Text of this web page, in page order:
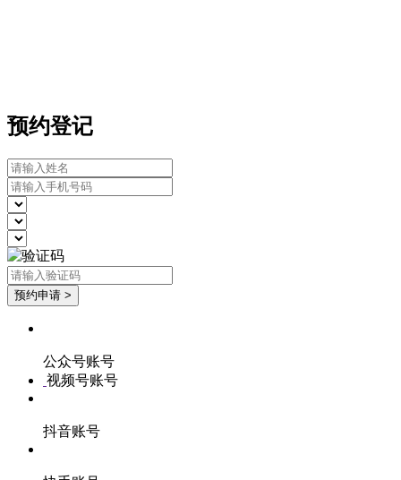
预约登记
公众号账号
视频号账号
抖音账号